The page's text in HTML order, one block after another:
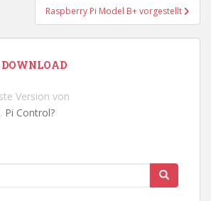
Raspberry Pi Model B+ vorgestellt
DOWNLOAD
Version von
. Pi Control?